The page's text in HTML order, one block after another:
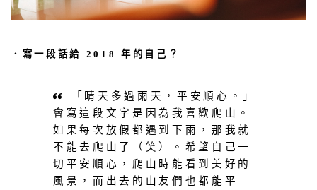
．寫一段話給 2018 年的自己？
「晴天多過雨天，平安順心。」
會寫這段文字是因為我喜歡爬山。
如果每次放假都遇到下雨，那我就
不能去爬山了（笑）。希望自己一
切平安順心，爬山時能看到美好的
風景，而出去的山友們也都能平